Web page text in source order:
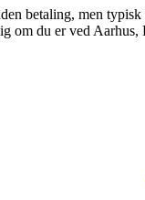
betaling, men
om du er ved